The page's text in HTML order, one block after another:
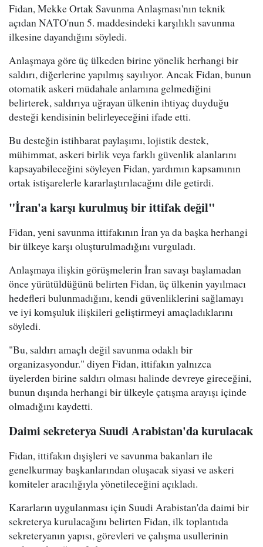
Fidan, Mekke Ortak Savunma Anlaşması'nın teknik
açıdan NATO'nun 5. maddesindeki karşılıklı savunma
ilkesine dayandığını söyledi.
Anlaşmaya göre üç ülkeden birine yönelik herhangi bir
saldırı, diğerlerine yapılmış sayılıyor. Ancak Fidan, bunun
otomatik askeri müdahale anlamına gelmediğini
belirterek, saldırıya uğrayan ülkenin ihtiyaç duyduğu
desteği kendisinin belirleyeceğini ifade etti.
Bu desteğin istihbarat paylaşımı, lojistik destek,
mühimmat, askeri birlik veya farklı güvenlik alanlarını
kapsayabileceğini söyleyen Fidan, yardımın kapsamının
ortak istişarelerle kararlaştırılacağını dile getirdi.
"İran'a karşı kurulmuş bir ittifak değil"
Fidan, yeni savunma ittifakının İran ya da başka herhangi
bir ülkeye karşı oluşturulmadığını vurguladı.
Anlaşmaya ilişkin görüşmelerin İran savaşı başlamadan
önce yürütüldüğünü belirten Fidan, üç ülkenin yayılmacı
hedefleri bulunmadığını, kendi güvenliklerini sağlamayı
ve iyi komşuluk ilişkileri geliştirmeyi amaçladıklarını
söyledi.
"Bu, saldırı amaçlı değil savunma odaklı bir
organizasyondur." diyen Fidan, ittifakın yalnızca
üyelerden birine saldırı olması halinde devreye gireceğini,
bunun dışında herhangi bir ülkeyle çatışma arayışı içinde
olmadığını kaydetti.
Daimi sekreterya Suudi Arabistan'da kurulacak
Fidan, ittifakın dışişleri ve savunma bakanları ile
genelkurmay başkanlarından oluşacak siyasi ve askeri
komiteler aracılığıyla yönetileceğini açıkladı.
Kararların uygulanması için Suudi Arabistan'da daimi bir
sekreterya kurulacağını belirten Fidan, ilk toplantıda
sekreteryanın yapısı, görevleri ve çalışma usullerinin